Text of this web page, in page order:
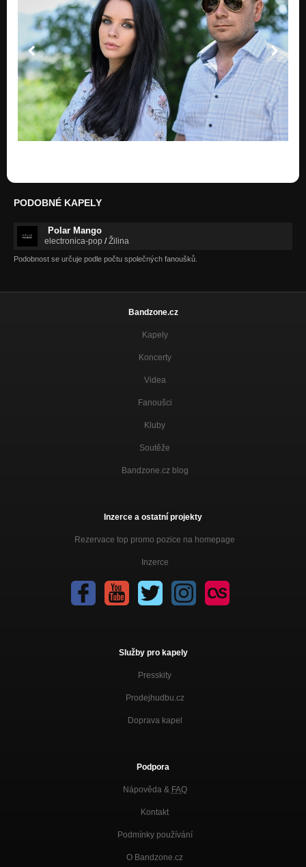
PODOBNÉ KAPELY
Polar Mango
electronica-pop /Žilina
Podobnost se určuje podle počtu společných fanoušků.
Bandzone.cz
Kapely
Koncerty
Videa
Fanoušci
Kluby
Soutěže
Bandzone.cz blog
Inzerce a ostatní projekty
Rezervace top promo pozice na homepage
Inzerce
Služby pro kapely
Presskity
Prodejhudbu.cz
Doprava kapel
Podpora
Nápověda & FAQ
Kontakt
Podmínky používání
O Bandzone.cz